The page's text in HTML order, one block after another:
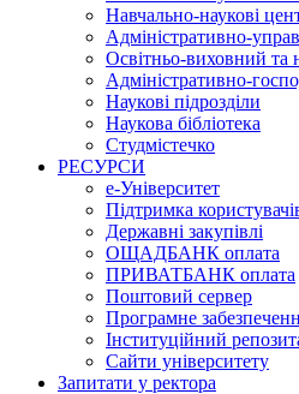
Навчально-наукові
Адміністративно-
Освітньо-виховний та
Адміністративно-
Наукові підрозділи
Наукова бібліотека
Студмістечко
РЕСУРСИ
е-Університет
Підтримка
Державні закупівлі
ОЩАДБАНК оплата
ПРИВАТБАНК оплата
Поштовий сервер
Програмне
Інституційний
Сайти університету
Запитати у ректора